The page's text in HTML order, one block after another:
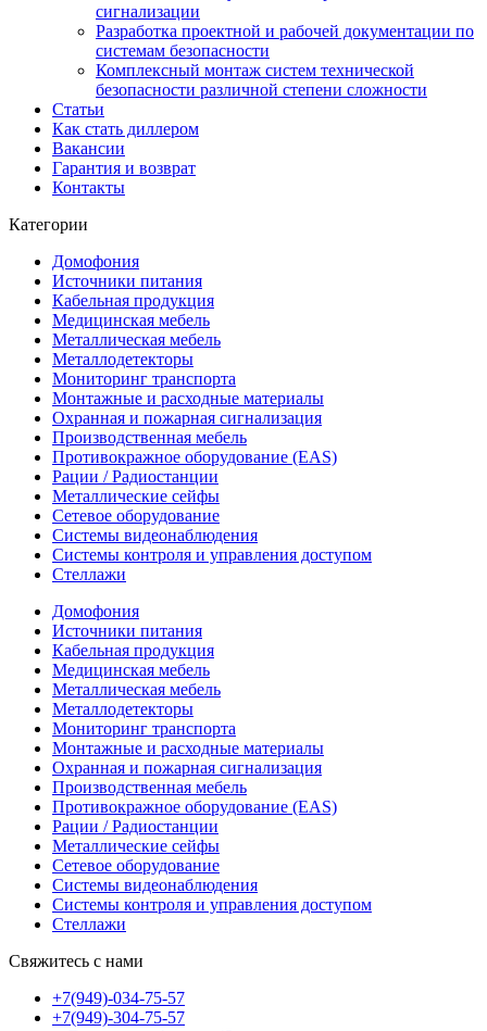
сигнализации
Разработка проектной и рабочей документации по
системам безопасности
Комплексный монтаж систем технической
безопасности различной степени сложности
Статьи
Как стать диллером
Вакансии
Гарантия и возврат
Контакты
Категории
Домофония
Источники питания
Кабельная продукция
Медицинская мебель
Металлическая мебель
Металлодетекторы
Мониторинг транспорта
Монтажные и расходные материалы
Охранная и пожарная сигнализация
Производственная мебель
Противокражное оборудование (EAS)
Рации / Радиостанции
Металлические сейфы
Сетевое оборудование
Системы видеонаблюдения
Системы контроля и управления доступом
Стеллажи
Домофония
Источники питания
Кабельная продукция
Медицинская мебель
Металлическая мебель
Металлодетекторы
Мониторинг транспорта
Монтажные и расходные материалы
Охранная и пожарная сигнализация
Производственная мебель
Противокражное оборудование (EAS)
Рации / Радиостанции
Металлические сейфы
Сетевое оборудование
Системы видеонаблюдения
Системы контроля и управления доступом
Стеллажи
Свяжитесь с нами
+7(949)-034-75-57
+7(949)-304-75-57